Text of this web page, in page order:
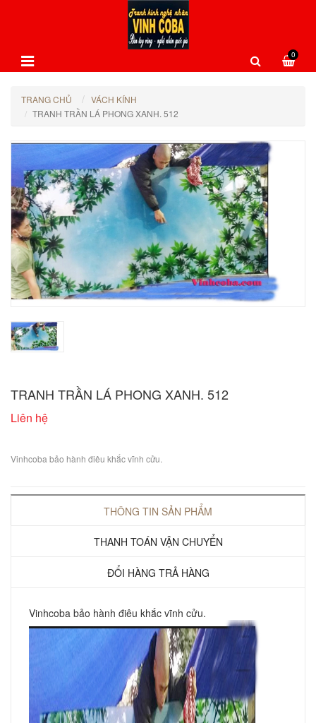
0
TRANG CHỦ
VÁCH KÍNH
TRANH TRẦN LÁ PHONG XANH. 512
TRANH TRẦN LÁ PHONG XANH. 512
Liên hệ
Vinhcoba bảo hành điêu khắc vĩnh cửu.
THÔNG TIN SẢN PHẨM
THANH TOÁN VẬN CHUYỂN
ĐỔI HÀNG TRẢ HÀNG
Vinhcoba bảo hành điêu khắc vĩnh cửu.